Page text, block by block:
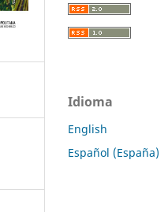
Idioma
English
Español (España)